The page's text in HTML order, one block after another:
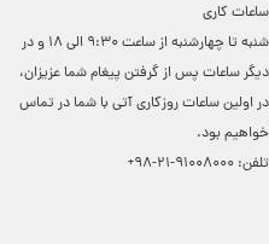
ساعات کاری
شنبه تا چهارشنبه از ساعت 9:30 الی 18 و در
دیگر ساعات ‌پس از گرفتن پیغام شما عزیزان،
در اولین ساعات روزکاری آتی با شما در تماس
خواهیم بود.
تلفن: 91008000-21-98+